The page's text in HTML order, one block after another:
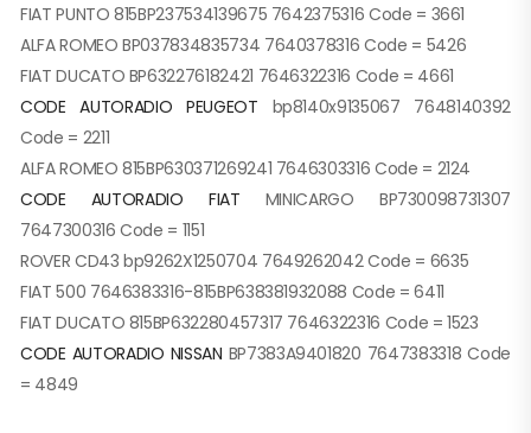
FIAT PUNTO 815BP237534139675 7642375316 Code = 3661
ALFA ROMEO BP037834835734 7640378316 Code = 5426
FIAT DUCATO BP632276182421 7646322316 Code = 4661
CODE AUTORADIO PEUGEOT bp8140x9135067 7648140392
Code = 2211
ALFA ROMEO 815BP630371269241 7646303316 Code = 2124
CODE AUTORADIO FIAT MINICARGO BP730098731307
7647300316 Code = 1151
ROVER CD43 bp9262X1250704 7649262042 Code = 6635
FIAT 500 7646383316-815BP638381932088 Code = 6411
FIAT DUCATO 815BP632280457317 7646322316 Code = 1523
CODE AUTORADIO NISSAN BP7383A9401820 7647383318 Code
= 4849